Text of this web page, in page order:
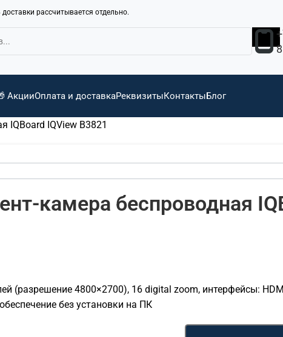
рассчитывается отдельно.
АкцииОплата и доставкаРеквизитыКонтактыБлог
IQBoard IQView B3821
камера беспроводная
(разрешение 4800×2700), 16 digital zoom, интерфейсы:
без установки на ПК